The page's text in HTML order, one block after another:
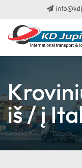
iš / į